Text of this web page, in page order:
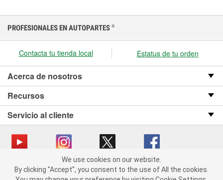
We use cookies on our website. By clicking "Accept", you consent
to the use of All the cookies.
PROFESIONALES EN AUTOPARTES ®
Contacta tu tienda local Estatus de tu orden
Acerca de nosotros
Recursos
Servicio al cliente
Copyright © 2008-2026 O’Reilly Auto Parts v OST_3.2.0.0.729 (3) cv1361
catalog_main
We use cookies on our website.
By clicking "Accept", you consent to the use of All the cookies.